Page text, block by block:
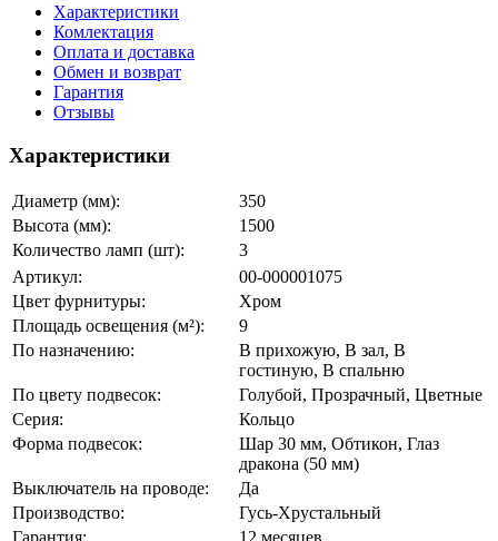
Характеристики
Комлектация
Оплата и доставка
Обмен и возврат
Гарантия
Отзывы
Характеристики
Диаметр (мм):
350
Высота (мм):
1500
Количество ламп (шт):
3
Артикул:
00-000001075
Цвет фурнитуры:
Хром
Площадь освещения (м²):
9
По назначению:
В прихожую, В зал, В
гостиную, В спальню
По цвету подвесок:
Голубой, Прозрачный, Цветные
Серия:
Кольцо
Форма подвесок:
Шар 30 мм, Обтикон, Глаз
дракона (50 мм)
Выключатель на проводе:
Да
Производство:
Гусь-Хрустальный